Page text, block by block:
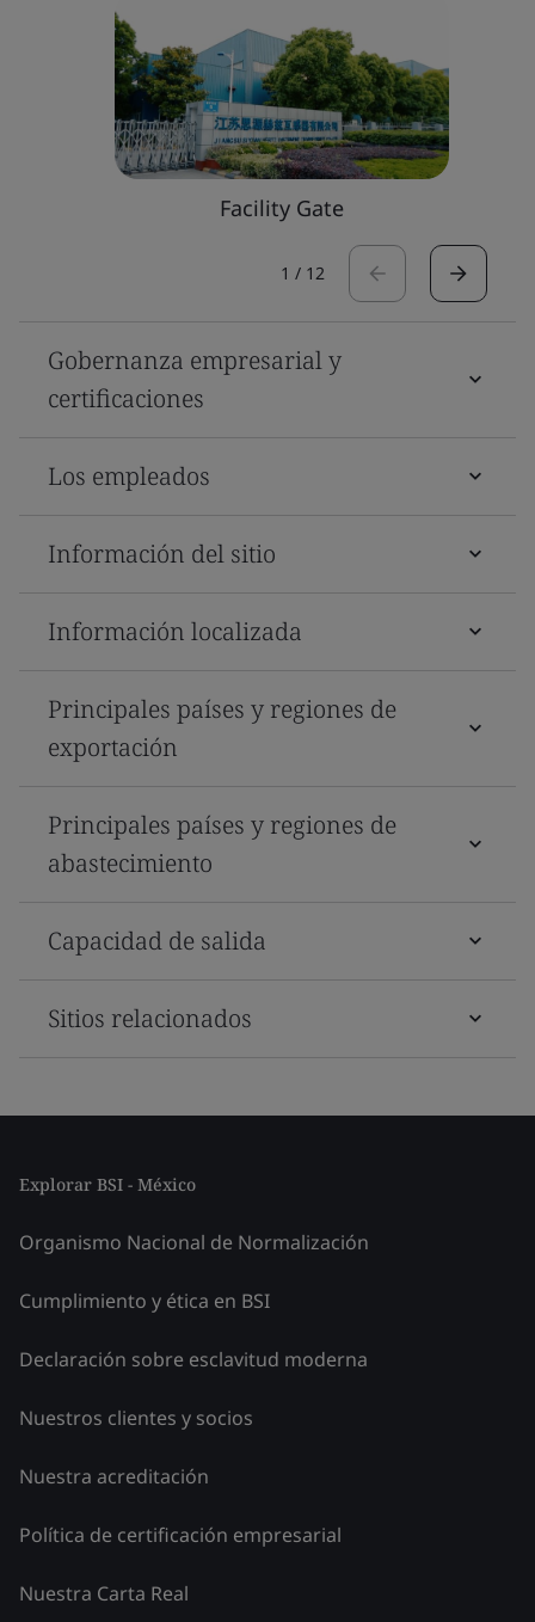
Facility Gate
1 / 12
Gobernanza empresarial y
certificaciones
Los empleados
Información del sitio
Información localizada
Principales países y regiones de
exportación
Principales países y regiones de
abastecimiento
Capacidad de salida
Sitios relacionados
Explorar BSI - México
Organismo Nacional de Normalización
Cumplimiento y ética en BSI
Declaración sobre esclavitud moderna
Nuestros clientes y socios
Nuestra acreditación
Política de certificación empresarial
Nuestra Carta Real